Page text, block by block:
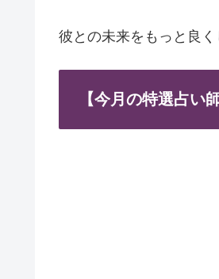
彼との未来をもっと良
【今月の特選占い